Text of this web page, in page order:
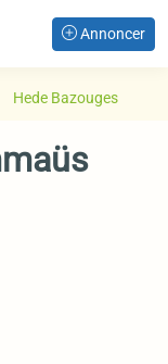
Annoncer
Hede Bazouges